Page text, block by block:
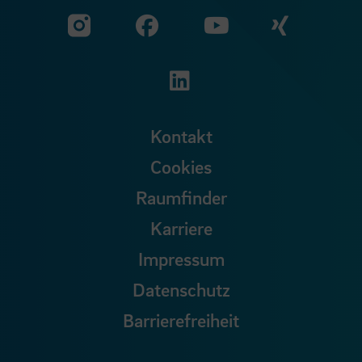
Zu unserer Facebook
Zu
Zu unserer
Kontakt
Cookies
Raumfinder
Karriere
Impressum
Datenschutz
Barrierefreiheit